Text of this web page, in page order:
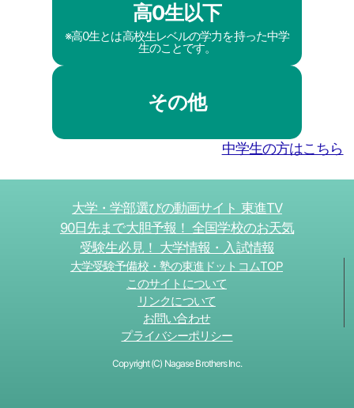
高0生以下
※高0生とは高校生レベルの学力を持った中学
生のことです。
その他
中学生の方はこちら
大学・学部選びの動画サイト 東進TV
90日先まで大胆予報！ 全国学校のお天気
受験生必見！ 大学情報・入試情報
大学受験予備校・塾の東進ドットコムTOP
このサイトについて
リンクについて
お問い合わせ
プライバシーポリシー
Copyright (C) Nagase Brothers Inc.